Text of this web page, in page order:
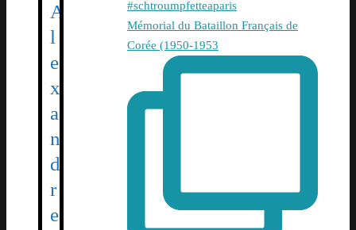
A
l
e
x
a
n
d
r
e
Mémorial du Bataillon Français de
Corée (1950-1953